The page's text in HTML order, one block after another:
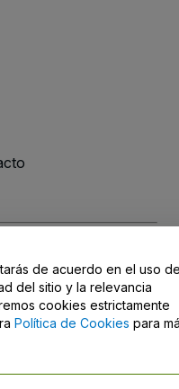
2026 Datos de la Empresa
de los
Términos y
, de laPolítica de Cookies
ni tus opciones de
de acuerdo en el uso
del sitio y la relevancia
cookies estrictamente
Política de Cookies para